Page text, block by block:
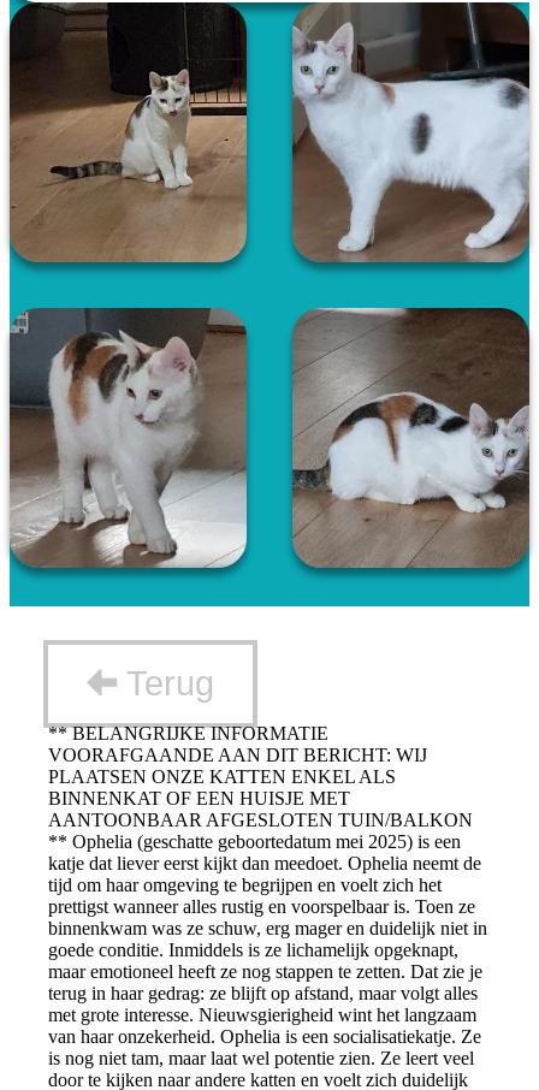
Terug
** BELANGRIJKE INFORMATIE
VOORAFGAANDE AAN DIT BERICHT: WIJ
PLAATSEN ONZE KATTEN ENKEL ALS
BINNENKAT OF EEN HUISJE MET
AANTOONBAAR AFGESLOTEN TUIN/BALKON
** Ophelia (geschatte geboortedatum mei 2025) is een
katje dat liever eerst kijkt dan meedoet. Ophelia neemt de
tijd om haar omgeving te begrijpen en voelt zich het
prettigst wanneer alles rustig en voorspelbaar is. Toen ze
binnenkwam was ze schuw, erg mager en duidelijk niet in
goede conditie. Inmiddels is ze lichamelijk opgeknapt,
maar emotioneel heeft ze nog stappen te zetten. Dat zie je
terug in haar gedrag: ze blijft op afstand, maar volgt alles
met grote interesse. Nieuwsgierigheid wint het langzaam
van haar onzekerheid. Ophelia is een socialisatiekatje. Ze
is nog niet tam, maar laat wel potentie zien. Ze leert veel
door te kijken naar andere katten en voelt zich duidelijk